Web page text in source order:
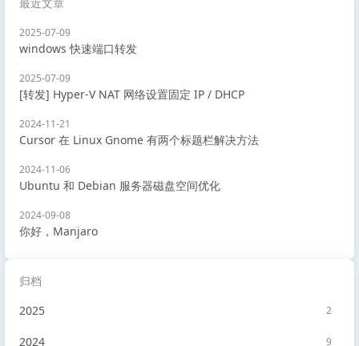
2025-07-09
windows 快速端口转发
2025-07-09
[转发] Hyper-V NAT 网络设置固定 IP / DHCP
2024-11-21
Cursor 在 Linux Gnome 有两个标题栏解决方法
2024-11-06
Ubuntu 和 Debian 服务器磁盘空间优化
2024-09-08
你好，Manjaro
归档
2025
2
2024 9